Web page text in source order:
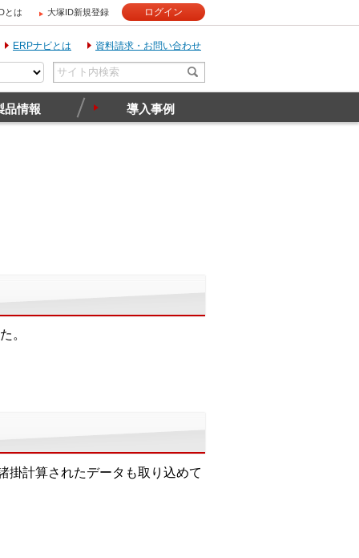
とは 大塚ID新規登録 ログイン
ERPナビとは 資料請求・お問い合わせ
品情報 導入事例
。
掛計算されたデータも取り込めて